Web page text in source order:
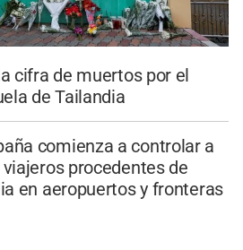
cifra de muertos por el
de Tailandia
comienza a controlar a
viajeros procedentes de
en aeropuertos y fronteras